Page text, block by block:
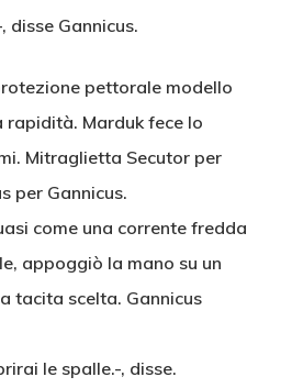
Gannicus.
pettorale modello
Marduk fece lo
Mitraglietta Secutor per
per Gannicus.
come una corrente fredda
appoggiò la mano su un
tacita scelta. Gannicus
le spalle.-, disse.